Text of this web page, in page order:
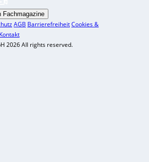
Fachmagazine
AGB BarrierefreiheitCookies &
Kontakt
2026 All rights reserved.